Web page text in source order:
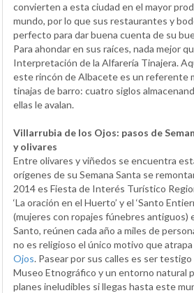
convierten a esta ciudad en el mayor
mundo, por lo que sus restaurantes y
perfecto para dar buena cuenta de su
Para ahondar en sus raíces, nada mejor
Interpretación de la Alfarería Tinajera.
este rincón de Albacete es un referente
tinajas de barro: cuatro siglos
ellas le avalan.
Villarrubia de los Ojos: pasos de
y olivares
Entre olivares y viñedos se encuentra
orígenes de su Semana Santa se
2014 es Fiesta de Interés Turístico
‘La oración en el Huerto’ y el ‘Santo
(mujeres con ropajes fúnebres antiguos)
Santo, reúnen cada año a miles de
no es religioso el único motivo que
Ojos. Pasear por sus calles es ser
Museo Etnográfico y un entorno natural
planes ineludibles si llegas hasta este